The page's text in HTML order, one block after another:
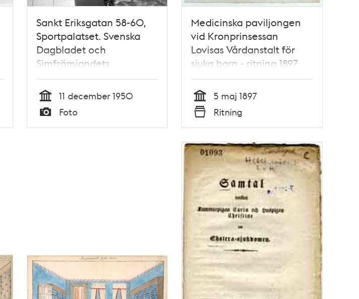
Sankt Eriksgatan 58-60,
Sportpalatset. Svenska
Dagbladet och
Simfrämjandets
promotion, på bilden ses
Ulla Sundsten tacka
promotorn,
medicinalrådet John
Byttner för eklövskransen
Tid
11 december 1950
Typ
Foto
Medicinska paviljongen
vid Kronprinsessan
Lovisas Vårdanstalt för
sjuka barn - ritning 1897
Tid
5 maj 1897
Typ
Ritning